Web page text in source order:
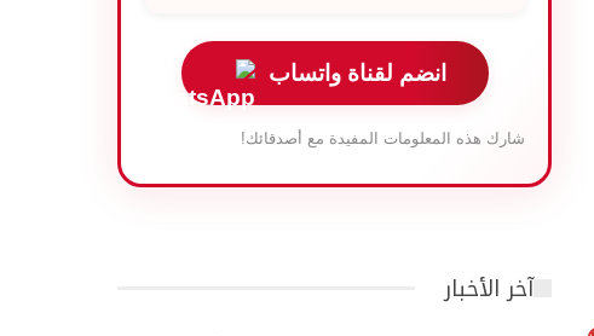
انضم لقناة واتساب
شارك هذه المعلومات المفيدة مع أصدقائك!
آخر الأخبار